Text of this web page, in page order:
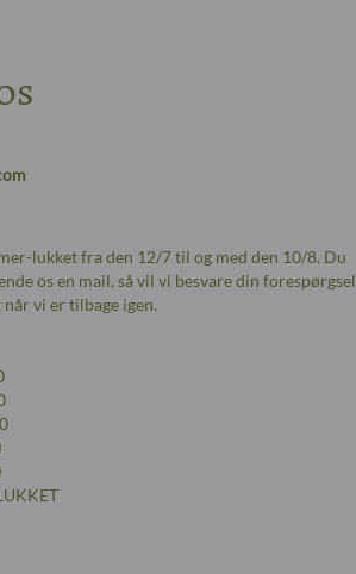
lukket fra den 12/7 til og med den 10/8. Du
os en mail, så vil vi besvare din forespørgsel
vi er tilbage igen.